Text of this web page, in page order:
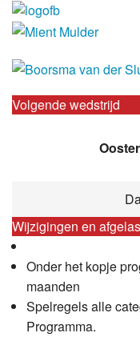
Volgende wedstrijd
Wijzigingen en
Onder het kopje
maanden
Spelregels alle
Programma.